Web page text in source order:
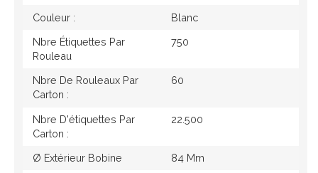
Couleur : Blanc
Nbre Étiquettes Par
Rouleau
750
Nbre De Rouleaux Par
Carton :
60
Nbre D'étiquettes Par
Carton :
22.500
Ø Extérieur Bobine 84 Mm